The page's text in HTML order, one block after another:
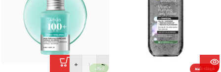
فروخته شده -26%
-
+